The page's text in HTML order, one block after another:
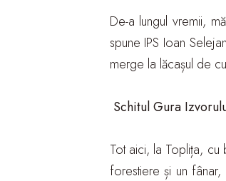
De-a lungul vremii,
spune IPS Ioan
merge la lăcașul de
Schitul Gura
Tot aici, la Toplița, cu
forestiere și un